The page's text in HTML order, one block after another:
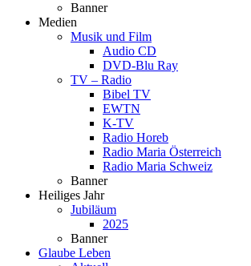
Banner
Medien
Musik und Film
Audio CD
DVD-Blu Ray
TV – Radio
Bibel TV
EWTN
K-TV
Radio Horeb
Radio Maria Österreich
Radio Maria Schweiz
Banner
Heiliges Jahr
Jubiläum
2025
Banner
Glaube Leben